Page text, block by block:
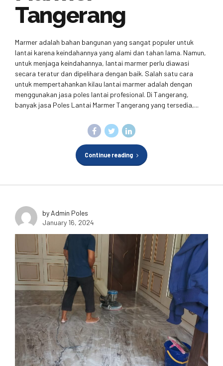
Tangerang
Marmer adalah bahan bangunan yang sangat populer untuk
lantai karena keindahannya yang alami dan tahan lama. Namun,
untuk menjaga keindahannya, lantai marmer perlu diawasi
secara teratur dan dipelihara dengan baik. Salah satu cara
untuk mempertahankan kilau lantai marmer adalah dengan
menggunakan jasa poles lantai profesional. Di Tangerang,
banyak jasa Poles Lantai Marmer Tangerang yang tersedia,...
Continue reading
by Admin Poles
January 16, 2024